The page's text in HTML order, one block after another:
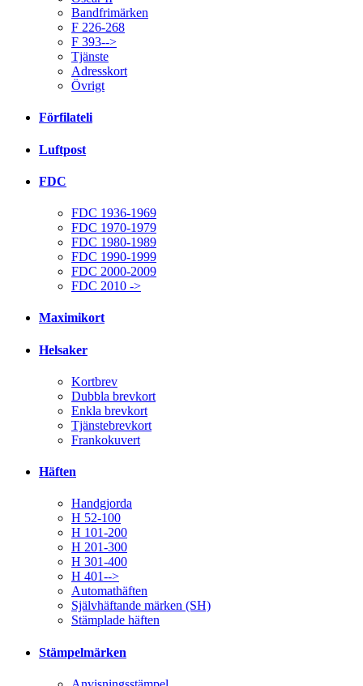
Bandfrimärken
F 226-268
F 393-->
Tjänste
Adresskort
Övrigt
Förfilateli
Luftpost
FDC
FDC 1936-1969
FDC 1970-1979
FDC 1980-1989
FDC 1990-1999
FDC 2000-2009
FDC 2010 ->
Maximikort
Helsaker
Kortbrev
Dubbla brevkort
Enkla brevkort
Tjänstebrevkort
Frankokuvert
Häften
Handgjorda
H 52-100
H 101-200
H 201-300
H 301-400
H 401-->
Automathäften
Självhäftande märken (SH)
Stämplade häften
Stämpelmärken